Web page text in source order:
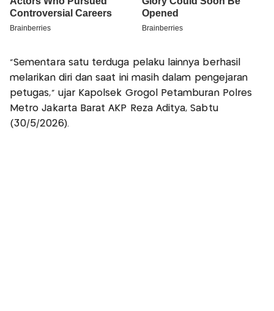
“Sementara satu terduga pelaku lainnya berhasil
melarikan diri dan saat ini masih dalam pengejaran
petugas,” ujar Kapolsek Grogol Petamburan Polres
Metro Jakarta Barat AKP Reza Aditya, Sabtu
(30/5/2026).